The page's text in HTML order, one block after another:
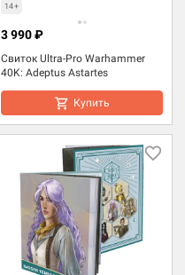
14+
Свиток Ultra-Pro Warhammer
40K: Adeptus Astartes
3 990 ₽
Купить